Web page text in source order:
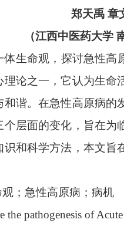
郑天禹 章
（江西中医药大学
生命观，探讨急性高
论之一，它认为生
谐。在急性高原病
层面的变化，旨在为
和科学方法，本文
；急性高原病；病机
the pathogenesis of